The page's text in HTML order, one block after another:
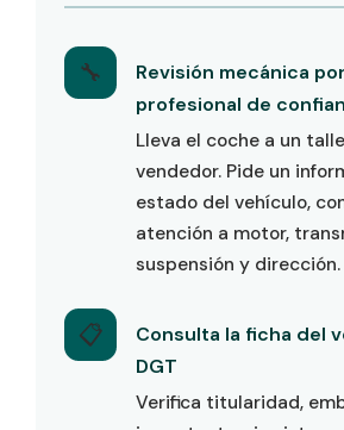
🔧
Revisión mecánica
profesional de
Lleva el coche a un
vendedor. Pide un
estado del vehículo,
atención a motor,
suspensión y dirección.
📋
Consulta la ficha del
DGT
Verifica titularidad,